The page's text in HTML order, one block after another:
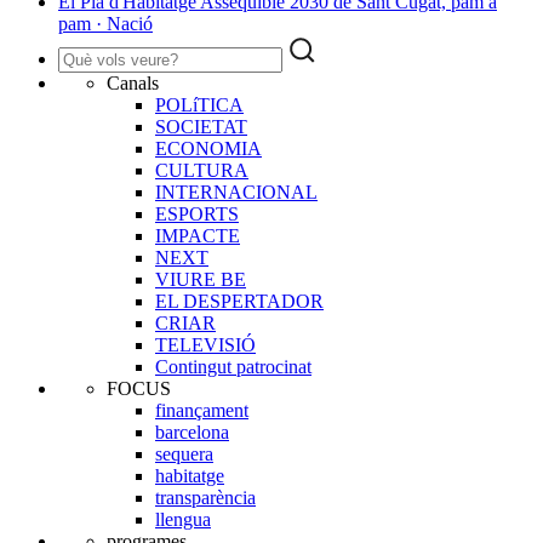
pam · Nació
Canals
POLíTICA
SOCIETAT
ECONOMIA
CULTURA
INTERNACIONAL
ESPORTS
IMPACTE
NEXT
VIURE BE
EL DESPERTADOR
CRIAR
TELEVISIÓ
Contingut patrocinat
FOCUS
finançament
barcelona
sequera
habitatge
transparència
llengua